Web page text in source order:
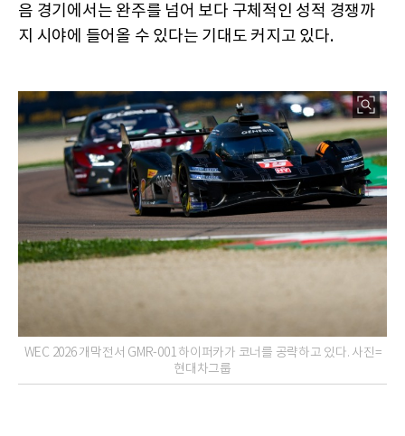
음 경기에서는 완주를 넘어 보다 구체적인 성적 경쟁까
지 시야에 들어올 수 있다는 기대도 커지고 있다.
WEC 2026 개막전서 GMR-001 하이퍼카가 코너를 공략하고 있다. 사진=
현대차그룹